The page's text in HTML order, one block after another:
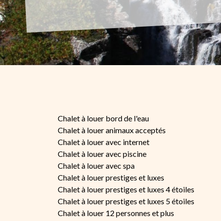
Chalet à louer bord de l'eau
Chalet à louer animaux acceptés
Chalet à louer avec internet
Chalet à louer avec piscine
Chalet à louer avec spa
Chalet à louer prestiges et luxes
Chalet à louer prestiges et luxes 4 étoiles
Chalet à louer prestiges et luxes 5 étoiles
Chalet à louer 12 personnes et plus